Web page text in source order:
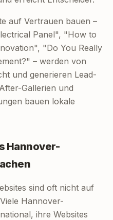
auf Vertrauen bauen –
Panel", "How to
"Do You Really
– werden von
und generieren Lead-
Gallerien und
bauen lokale
Hannover-
sind oft nicht auf
Hannover-
ihre Websites